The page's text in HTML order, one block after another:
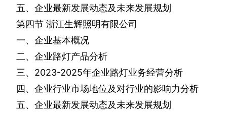
五、企业最新发展动态及未来发展规划
第四节 浙江生辉照明有限公司
一、企业基本概况
二、企业路灯产品分析
三、 2023-2025年企业路灯业务经营分析
四、企业行业市场地位及对行业的影响力分析
五、企业最新发展动态及未来发展规划